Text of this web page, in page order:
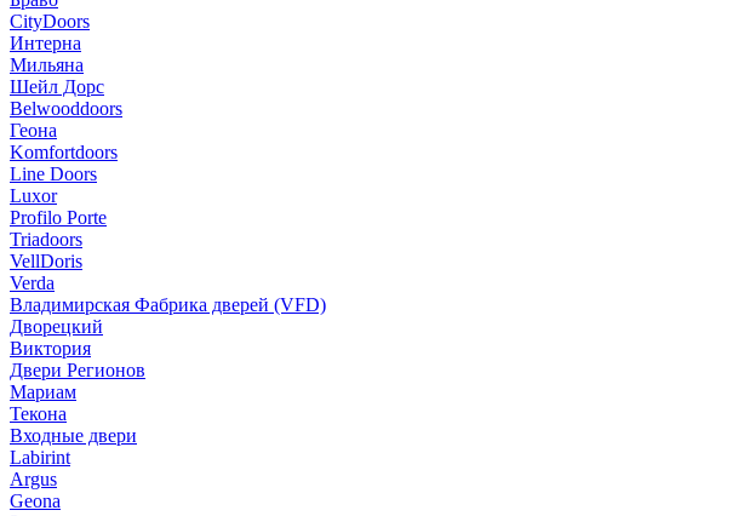
CityDoors
Интерна
Мильяна
Шейл Дорс
Belwooddoors
Геона
Komfortdoors
Line Doors
Luxor
Profilo Porte
Triadoors
VellDoris
Verda
Владимирская Фабрика дверей (VFD)
Дворецкий
Виктория
Двери Регионов
Мариам
Текона
Входные двери
Labirint
Argus
Geona